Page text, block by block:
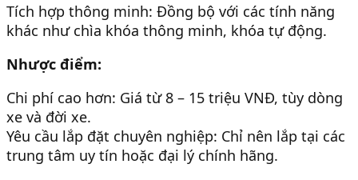
Tích hợp thông minh: Đồng bộ với các tính năng
khác như chìa khóa thông minh, khóa tự động.
Nhược điểm:
Chi phí cao hơn: Giá từ 8 – 15 triệu VNĐ, tùy dòng
xe và đời xe.
Yêu cầu lắp đặt chuyên nghiệp: Chỉ nên lắp tại các
trung tâm uy tín hoặc đại lý chính hãng.